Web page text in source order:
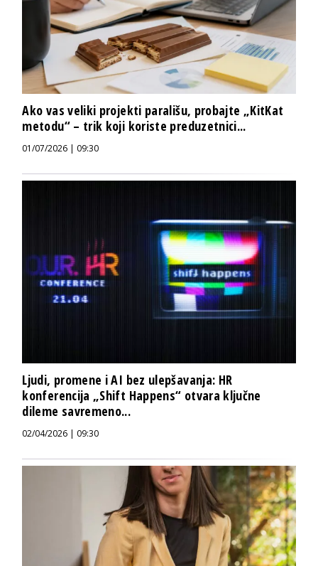
Ako vas veliki projekti parališu, probajte „KitKat
metodu“ – trik koji koriste preduzetnici...
01/07/2026 | 09:30
Ljudi, promene i AI bez ulepšavanja: HR
konferencija „Shift Happens“ otvara ključne
dileme savremeno...
02/04/2026 | 09:30